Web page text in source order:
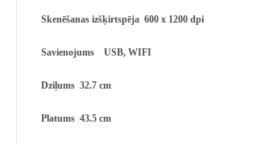
Skenēšanas izšķirtspēja 600 x 1200 dpi
Savienojums USB, WIFI
Dziļums 32.7 cm
Platums 43.5 cm